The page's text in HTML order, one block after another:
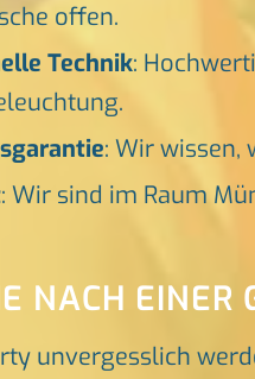
offen.
Technik:
: Wir wissen,
: Wir sind im Raum
NACH
unvergesslich